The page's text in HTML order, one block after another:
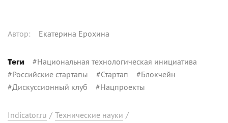
Автор: Екатерина Ерохина
Теги #Национальная технологическая инициатива
#Российские стартапы #Стартап #Блокчейн
#Дискуссионный клуб #Нацпроекты
Indicator.ru / Технические науки /